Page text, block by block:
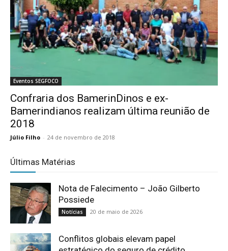
Eventos SEGFOCO
Confraria dos BamerinDinos e ex-
Bamerindianos realizam última reunião de
2018
Júlio Filho - 24 de novembro de 2018
Últimas Matérias
Nota de Falecimento – João Gilberto
Possiede
Notícias 20 de maio de 2026
Conflitos globais elevam papel